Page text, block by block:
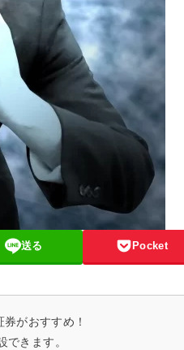
送る Pocket
がおすすめ！
できます。